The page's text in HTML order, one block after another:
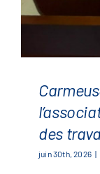
简体中文(
des
juin 30th, 2026 |